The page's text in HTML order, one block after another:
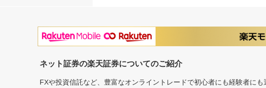
ネット証券の楽天証券についてのご紹介
FXや投資信託など、豊富なオンライントレードで初心者にも経験者に